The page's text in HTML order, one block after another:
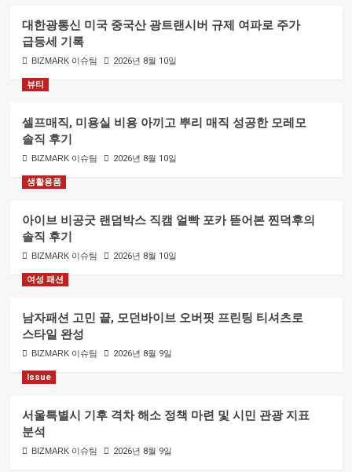
대한광통신 미국 중국산 광트랜시버 규제 여파로 주가
급등세 기록
BIZMARK 이슈팀 2026년 8월 10일
뷰티
셀프매직, 미용실 비용 아끼고 뿌리 매직 성공한 모레모
솔직 후기
BIZMARK 이슈팀 2026년 8월 10일
생활용품
아이브 비공굿 랜덤박스 직캠 얼빡 포카 뜯어본 찐덕후의
솔직 후기
BIZMARK 이슈팀 2026년 8월 10일
여성 패션
남자패션 고민 끝, 모던바이브 오버핏 프린팅 티셔츠로
스타일 완성
BIZMARK 이슈팀 2026년 8월 9일
Issue
서울특별시 기후 격차 해소 정책 마련 및 시민 관광 지표
분석
BIZMARK 이슈팀 2026년 8월 9일